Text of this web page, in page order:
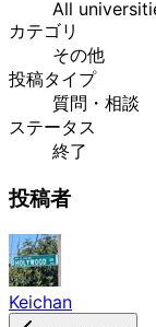
All
カテゴリ
その他
投稿タイプ
質問・相談
ステータス
終了
投稿者
Keichan